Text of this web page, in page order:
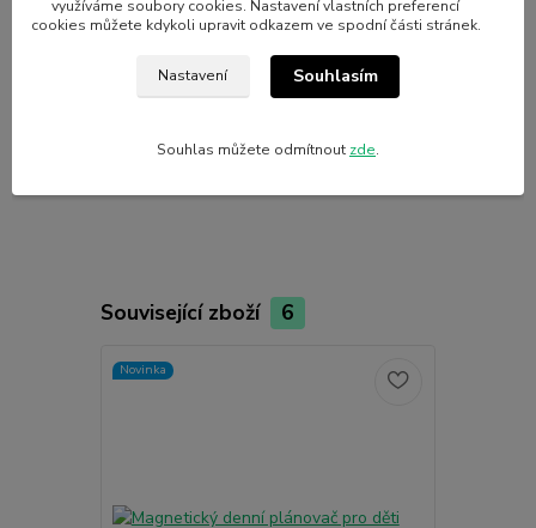
Šířka 21 cm
29 cm
Kategorie zboží Didaktická pomůcka
Související zboží 6
Novinka
využíváme soubory cookies. Nastavení vlastních preferencí
cookies můžete kdykoli upravit odkazem ve spodní části stránek.
Nastavení Souhlasím
Souhlas můžete odmítnout zde.